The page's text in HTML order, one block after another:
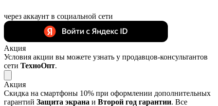
через аккаунт в социальной сети
Акция
Условия акции вы можете узнать у продавцов-консультантов
сети ТехноОпт.
Акция
Скидка на смартфоны 10% при оформлении дополнительных
гарантий Защита экрана и Второй год гарантии. Все